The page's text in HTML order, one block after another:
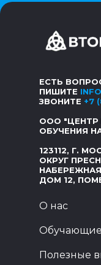
О нас
Полезные
ЕСТЬ
ПИШИТЕ
ЗВОНИТЕ +7
ООО "ЦЕНТР
ОБУЧЕНИЯ
123112, Г.
ОКРУГ
ДОМ 12,